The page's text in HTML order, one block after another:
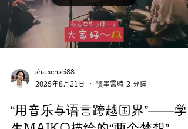
纪念 那霸·福州传统音乐交流会”在日本冲绳那霸盛
大举行。 现场汇聚了旅居冲绳的华侨华人、福州
邑乡亲、日本友人们，大家在音乐和舞蹈中感受到
了中日文化交流的温暖与喜悦。 本次活动由琉球
Load video